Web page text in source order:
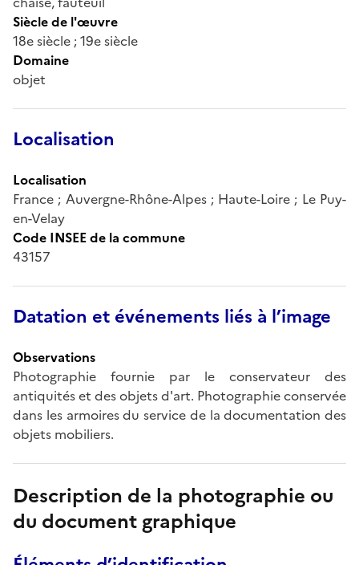
Siècle de l'œuvre
18e siècle ; 19e siècle
Domaine
objet
Localisation
Localisation
France ; Auvergne-Rhône-Alpes ; Haute-Loire ; Le Puy-
en-Velay
Code INSEE de la commune
43157
Datation et événements liés à l’image
Observations
Photographie fournie par le conservateur des
antiquités et des objets d'art. Photographie conservée
dans les armoires du service de la documentation des
objets mobiliers.
Description de la photographie ou
du document graphique